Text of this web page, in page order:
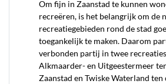
Om fijn in Zaanstad te kunnen
recreëren, is het belangrijk om de
recreatiegebieden rond de stad
toegankelijk te maken. Daarom
verbonden partij in twee
Alkmaarder- en Uitgeestermeer
Zaanstad en Twiske Waterland ten